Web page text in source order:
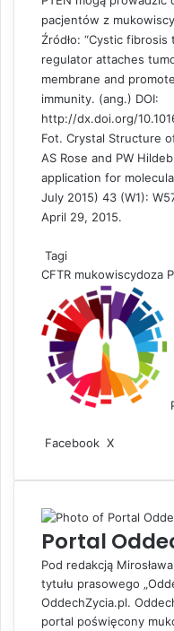
pacjentów z
Źródło: “Cystic
regulator attaches
membrane and
immunity. (ang.) DOI:
http://dx.doi.org/
Fot. Crystal Structure
AS Rose and PW
application for
July 2015) 43 (W1):
April 29, 2015.
Tagi
CFTR mukowiscydoza
Facebook X
n
e
d
a
e
v
E
u
u
j
Portal
Pod redakcją
tytułu prasowego
OddechZycia.pl.
portal poświęcony